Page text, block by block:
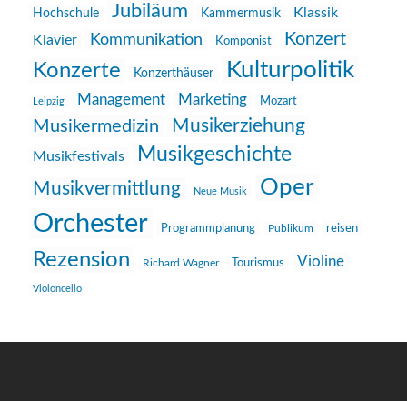
Hochschule Jubiläum Kammermusik
Klassik
Klavier
Kommunikation Komponist Konzert
Konzerte Konzerthäuser Kulturpolitik
Leipzig Management Marketing Mozart
Musikermedizin Musikerziehung
Musikfestivals Musikgeschichte
Musikvermittlung Neue Musik Oper
Orchester Programmplanung Publikum reisen
Rezension Richard Wagner Tourismus Violine
Violoncello